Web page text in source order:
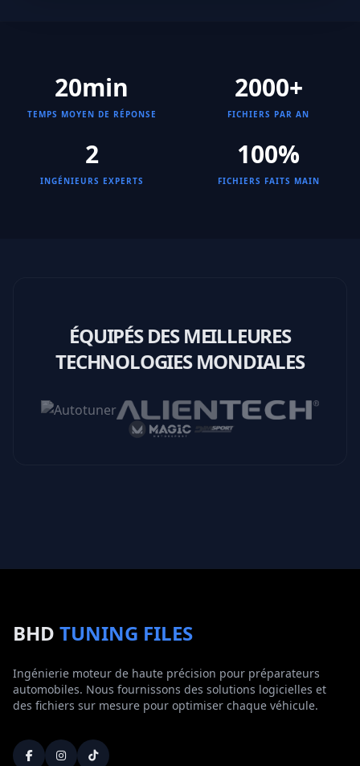
20min
TEMPS MOYEN DE RÉPONSE
2000+
FICHIERS PAR AN
2
INGÉNIEURS EXPERTS
100%
FICHIERS FAITS MAIN
ÉQUIPÉS DES MEILLEURES
TECHNOLOGIES MONDIALES
BHD TUNING FILES
Ingénierie moteur de haute précision pour préparateurs
automobiles. Nous fournissons des solutions logicielles et
des fichiers sur mesure pour optimiser chaque véhicule.